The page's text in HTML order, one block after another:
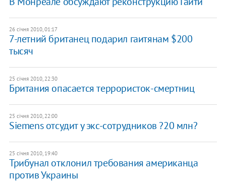
26 січня 2010, 01:17
7-летний британец подарил гаитянам $200
тысяч
25 січня 2010, 22:30
Британия опасается террористок-смертниц
25 січня 2010, 22:00
Siemens отсудит у экс-сотрудников ?20 млн?
25 січня 2010, 19:40
Трибунал отклонил требования американца
против Украины